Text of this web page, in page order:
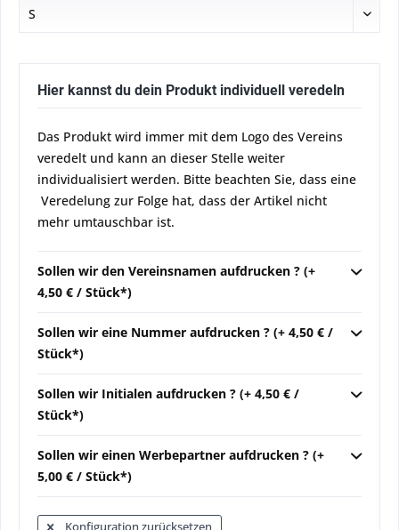
Hier kannst du dein Produkt individuell veredeln
Das Produkt wird immer mit dem Logo des Vereins
veredelt und kann an dieser Stelle weiter
individualisiert werden. Bitte beachten Sie, dass eine
Veredelung zur Folge hat, dass der Artikel nicht
mehr umtauschbar ist.
Sollen wir den Vereinsnamen aufdrucken ? (+
4,50 € / Stück*)
Sollen wir eine Nummer aufdrucken ? (+ 4,50 € /
Stück*)
Sollen wir Initialen aufdrucken ? (+ 4,50 € /
Stück*)
Sollen wir einen Werbepartner aufdrucken ? (+
5,00 € / Stück*)
Konfiguration zurücksetzen